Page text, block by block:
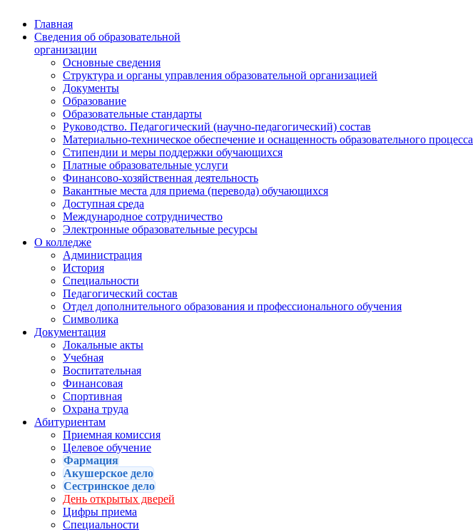
Главная
Сведения об образовательной
организации
Основные сведения
Структура и органы управления образовательной организацией
Документы
Образование
Образовательные стандарты
Руководство. Педагогический (научно-педагогический) состав
Материально-техническое обеспечение и оснащенность образовательного процесса
Стипендии и меры поддержки обучающихся
Платные образовательные услуги
Финансово-хозяйственная деятельность
Вакантные места для приема (перевода) обучающихся
Доступная среда
Международное сотрудничество
Электронные образовательные ресурсы
О колледже
Администрация
История
Специальности
Педагогический состав
Отдел дополнительного образования и профессионального обучения
Символика
Документация
Локальные акты
Учебная
Воспитательная
Финансовая
Спортивная
Охрана труда
Абитуриентам
Приемная комиссия
Целевое обучение
Фармация
Акушерское дело
Сестринское дело
День открытых дверей
Цифры приема
Специальности